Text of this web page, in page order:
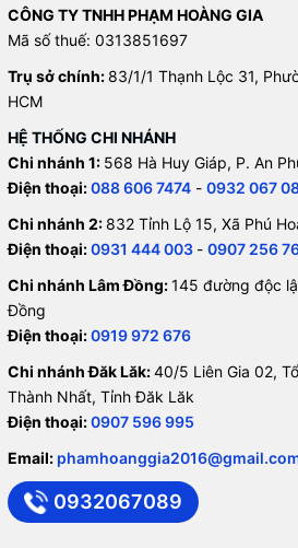
CÔNG TY TNHH PHẠM HOÀNG GIA
Mã số thuế: 0313851697
Trụ sở chính: 83/1/1 Thạnh Lộc 31,
HCM
HỆ THỐNG CHI NHÁNH
Chi nhánh 1: 568 Hà Huy Giáp, P. An
Điện thoại:088 606 7474 - 0932 067
Chi nhánh 2: 832 Tỉnh Lộ 15, Xã Phú
Điện thoại:0931 444 003 - 0907 256
Chi nhánh Lâm Đồng:145 đường độc
Đồng
Điện thoại:0919 972 676
Chi nhánh Đăk Lăk:40/5 Liên Gia 02,
Thành Nhất, Tỉnh Đăk Lăk
Điện thoại:0907 596 995
Email:
0932067089